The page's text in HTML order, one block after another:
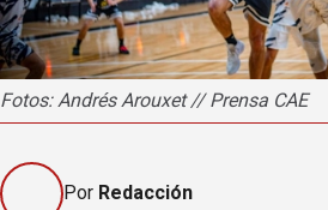
Fotos: Andrés Arouxet // Prensa CAE
Por Redacción